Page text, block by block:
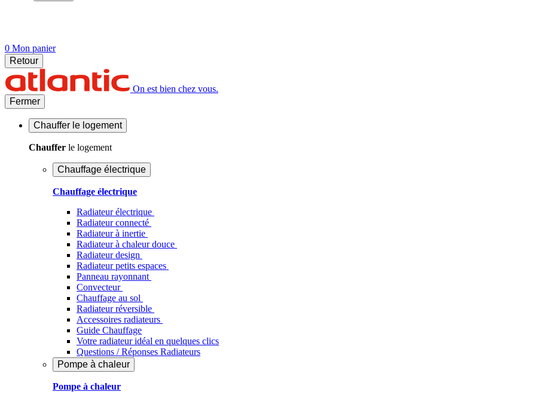
0 Mon panier
Retour
On est bien chez vous.
Fermer
Chauffer le logement
Chauffer le logement
Chauffage électrique
Chauffage électrique
Radiateur électrique
Radiateur connecté
Radiateur à inertie
Radiateur à chaleur douce
Radiateur design
Radiateur petits espaces
Panneau rayonnant
Convecteur
Chauffage au sol
Radiateur réversible
Accessoires radiateurs
Guide Chauffage
Votre radiateur idéal en quelques clics
Questions / Réponses Radiateurs
Pompe à chaleur
Pompe à chaleur